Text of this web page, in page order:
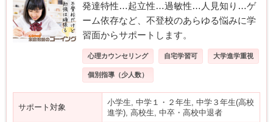
発達特性…起立性…過敏性…人見知り…ゲ
ーム依存など、不登校のあらゆる悩みに学
習面からサポートします。
心理カウンセリング 自宅学習可 大学進学重視
個別指導（少人数）
サポート対象
小学生, 中学１・２年生, 中学３年生(高校
進学), 高校生, 中卒・高校中退者